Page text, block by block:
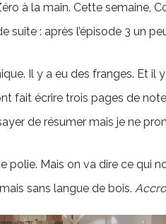
à la main. Cette semaine,
suite : après l’épisode 3 un
Il y a eu des franges. Et il
fait écrire trois pages de
de résumer mais je ne
polie. Mais on va dire ce qui
sans langue de bois.